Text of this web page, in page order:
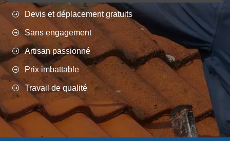
Devis et déplacement gratuits
Sans engagement
Artisan passionné
Prix imbattable
Travail de qualité